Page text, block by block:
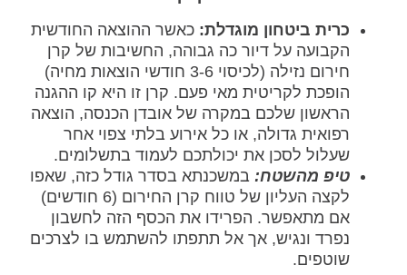
כרית ביטחון מוגדלת: כאשר ההוצאה החודשית
הקבועה על דיור כה גבוהה, החשיבות של קרן
חירום נזילה (לכיסוי 3-6 חודשי הוצאות מחיה)
הופכת לקריטית מאי פעם. קרן זו היא קו ההגנה
הראשון שלכם במקרה של אובדן הכנסה, הוצאה
רפואית גדולה, או כל אירוע בלתי צפוי אחר
שעלול לסכן את יכולתכם לעמוד בתשלומים.
טיפ מהשטח:במשכנתא בסדר גודל כזה, שאפו
לקצה העליון של טווח קרן החירום (6 חודשים)
אם מתאפשר. הפרידו את הכסף הזה לחשבון
נפרד ונגיש, אך אל תתפתו להשתמש בו לצרכים
שוטפים.